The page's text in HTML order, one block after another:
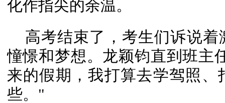
化作指尖的余温。
高考结束了，考生们诉说
憧憬和梦想。龙颖钧直到班主
来的假期，我打算去学驾照
些。"